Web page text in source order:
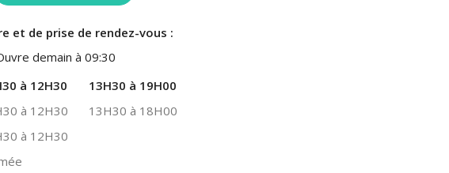
et de prise de rendez-vous :
demain à 09:30
à 12H30
13H30 à 19H00
à 12H30
13H30 à 18H00
à 12H30